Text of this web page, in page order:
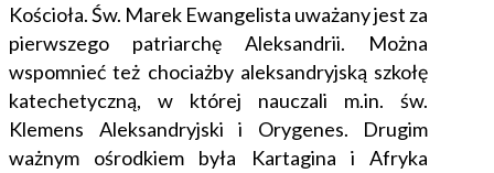
Kościoła. Św. Marek Ewangelista uważany jest za
pierwszego patriarchę Aleksandrii. Można
wspomnieć też chociażby aleksandryjską szkołę
katechetyczną, w której nauczali m.in. św.
Klemens Aleksandryjski i Orygenes. Drugim
ważnym ośrodkiem była Kartagina i Afryka